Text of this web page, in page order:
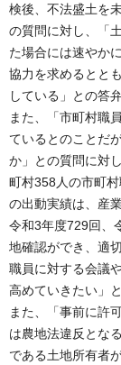
検後、不法盛土を
の質問に対し、「
た場合には速やか
協力を求めるとと
している」との答
また、「市町村職
ているとのことだ
か」との質問に対
町村358人の市町
の出動実績は、産
令和3年度729回、
地確認ができ、適
職員に対する会議
高めていきたい」
また、「事前に許
は農地法違反とな
である土地所有者